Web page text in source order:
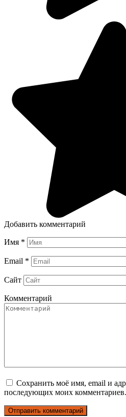
Добавить комментарий
Имя *
Email *
Сайт
Комментарий
Сохранить моё имя, email и
последующих моих комментариев.